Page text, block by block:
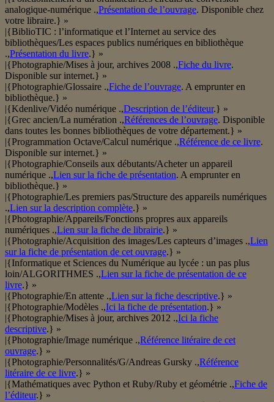
analogique-numérique .,Présentation de l’ouvrage. Disponible chez
votre libraire.} »
|{BiblioTIC : l’informatique et l’Internet au service des
bibliothèques/Les espaces publics numériques en bibliothèque
.,Présentation du livre.} »
|{Photographie/Mises à jour, archives 2008 .,Fiche du livre.
Disponible sur internet.} »
|{Photographie/Glossaire .,Fiche de l’ouvrage. A emprunter en
bibliothèque.} »
|{Kdenlive/Vidéo numérique .,Description de l’éditeur.} »
|{Grec ancien/La numération .,Références de l’ouvrage. Disponible
dans toutes les bonnes bibliothèques de votre département.} »
|{Programmation Octave/Calcul numérique .,Référence de ce livre.
Disponible sur internet.} »
|{Photographie/Conseils aux débutants/Acheter un appareil
numérique .,Lien sur la fiche de présentation. A emprunter en
bibliothèque.} »
|{Photographie/Les premiers pas/Structure des appareils numériques
.,Lien sur la description complète.} »
|{Photographie/Appareils/Fonctions propres aux appareils
numériques .,Lien sur la fiche de librairie.} »
|{Photographie/Acquisition des images/Les capteurs d’images .,Lien
sur la fiche de présentation de cet ouvrage.} »
|{Informatique et Sciences du Numérique au lycée : un pas plus
loin/ALGORITHMES .,Lien sur la fiche de présentation de ce
livre.} »
|{Photographie/En attente .,Lien sur la fiche descriptive.} »
|{Photographie/Modèles .,Ici la fiche de présentation.} »
|{Photographie/Mises à jour, archives 2012 .,Ici la fiche
descriptive.} »
|{Photographie/Image numérique .,Référence litéraire de cet
ouvrage.} »
|{Photographie/Personnalités/G/Andreas Gursky .,Référence
litéraire de ce livre.} »
|{Mathématiques avec Python et Ruby/Ruby et géométrie .,Fiche de
l’éditeur.} »